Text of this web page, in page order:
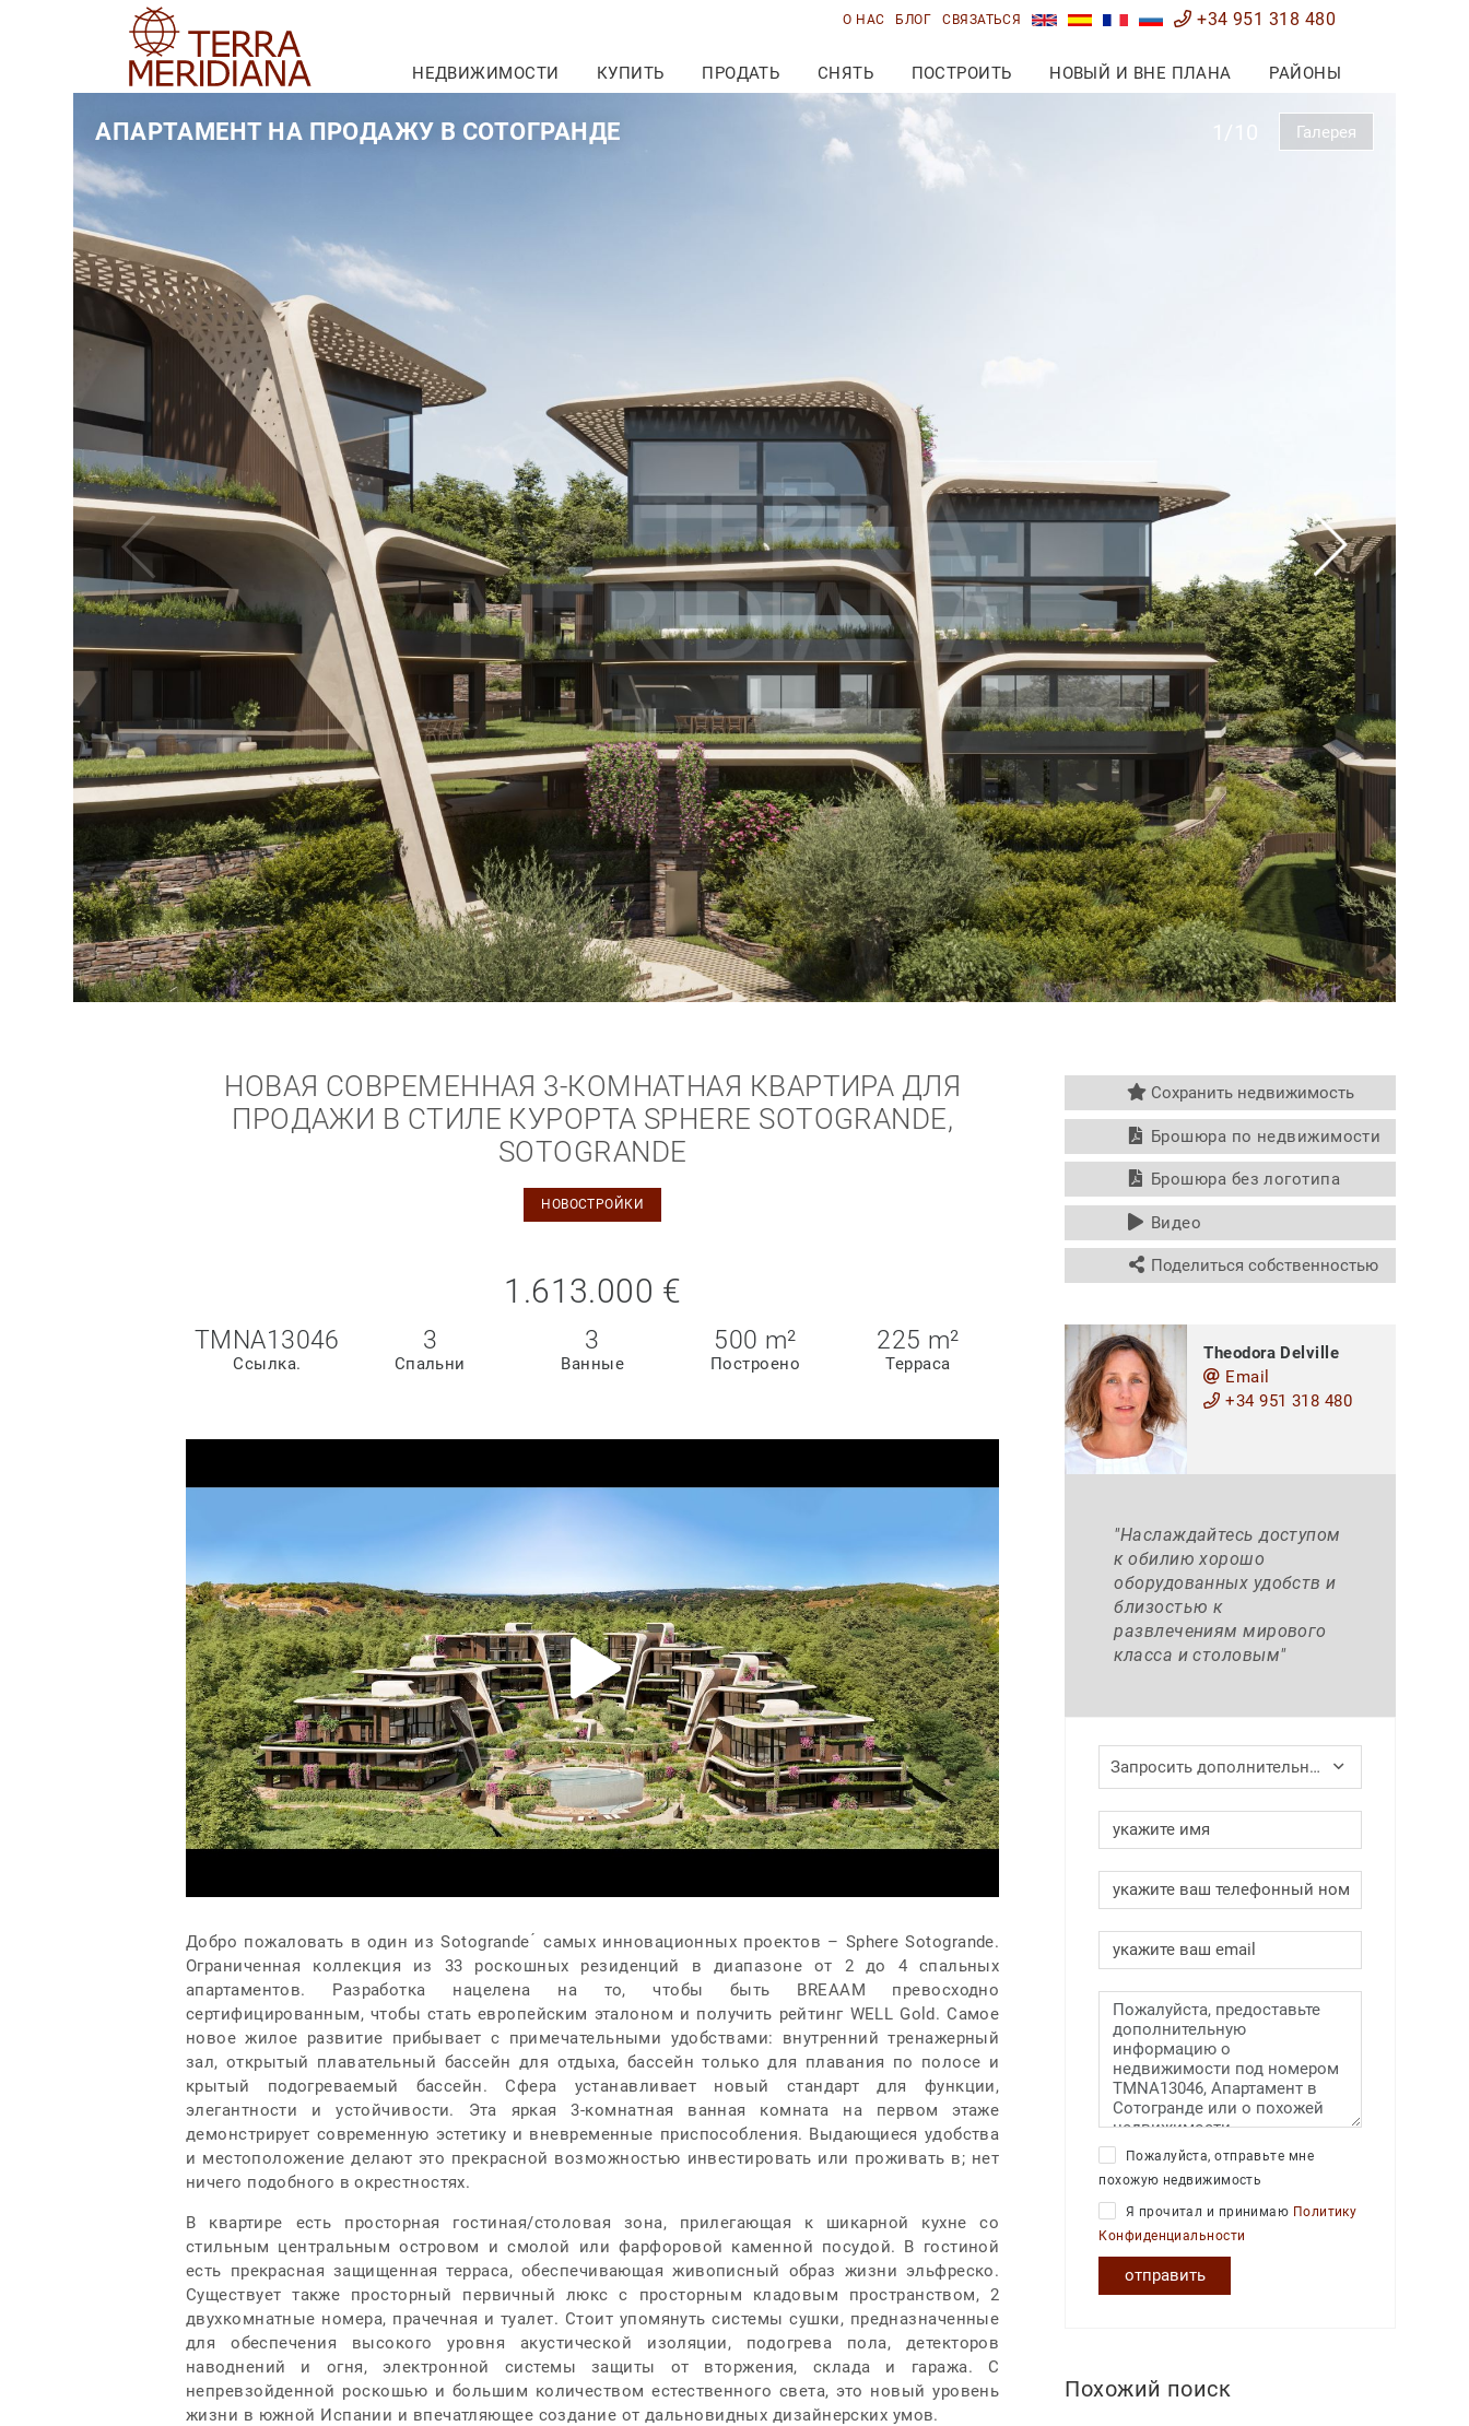
О НАС БЛОГ СВЯЗАТЬСЯ +34 951 318 480
НЕДВИЖИМОСТИ КУПИТЬ ПРОДАТЬ СНЯТЬ ПОСТРОИТЬ НОВЫЙ И ВНЕ ПЛАНА РАЙОНЫ
1/10
АПАРТАМЕНТ НА ПРОДАЖУ В СОТОГРАНДЕ Галерея
НОВАЯ СОВРЕМЕННАЯ 3-КОМНАТНАЯ КВАРТИРА ДЛЯ
ПРОДАЖИ В СТИЛЕ КУРОРТА SPHERE SOTOGRANDE,
SOTOGRANDE
НОВОСТРОЙКИ
1.613.000 €
TMNA13046
Ссылка.
3
Спальни
3
Ванные
500 m²
Построено
225 m²
Терраса
Добро пожаловать в один из Sotogrande ́ самых инновационных проектов – Sphere Sotogrande.
Ограниченная коллекция из 33 роскошных резиденций в диапазоне от 2 до 4 спальных
апартаментов. Разработка нацелена на то, чтобы быть BREAAM превосходно
сертифицированным, чтобы стать европейским эталоном и получить рейтинг WELL Gold. Самое
новое жилое развитие прибывает с примечательными удобствами: внутренний тренажерный
зал, открытый плавательный бассейн для отдыха, бассейн только для плавания по полосе и
крытый подогреваемый бассейн. Сфера устанавливает новый стандарт для функции,
элегантности и устойчивости. Эта яркая 3-комнатная ванная комната на первом этаже
демонстрирует современную эстетику и вневременные приспособления. Выдающиеся удобства
и местоположение делают это прекрасной возможностью инвестировать или проживать в; нет
ничего подобного в окрестностях.
В квартире есть просторная гостиная/столовая зона, прилегающая к шикарной кухне со
стильным центральным островом и смолой или фарфоровой каменной посудой. В гостиной
есть прекрасная защищенная терраса, обеспечивающая живописный образ жизни эльфреско.
Существует также просторный первичный люкс с просторным кладовым пространством, 2
двухкомнатные номера, прачечная и туалет. Стоит упомянуть системы сушки, предназначенные
для обеспечения высокого уровня акустической изоляции, подогрева пола, детекторов
наводнений и огня, электронной системы защиты от вторжения, склада и гаража. С
непревзойденной роскошью и большим количеством естественного света, это новый уровень
жизни в южной Испании и впечатляющее создание от дальновидных дизайнерских умов.
Сохранить недвижимость
Брошюра по недвижимости
Брошюра без логотипа
Видео
Поделиться собственностью
Theodora Delville
Email
+34 951 318 480
"Наслаждайтесь доступом
к обилию хорошо
оборудованных удобств и
близостью к
развлечениям мирового
класса и столовым"
Запросить дополнительную информацию
Пожалуйста, отправьте мне
похожую недвижимость
Я прочитал и принимаю Политику
Конфиденциальности
отправить
Похожий поиск